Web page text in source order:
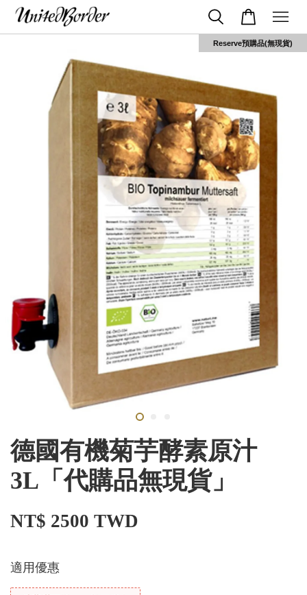
Reserve預購品(無現貨)
德國有機菊芋酵素原汁
3L「代購品無現貨」
NT$ 2500 TWD
適用優惠